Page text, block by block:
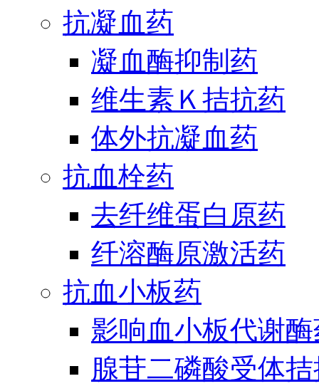
抗凝血药
凝血酶抑制药
维生素Ｋ拮抗药
体外抗凝血药
抗血栓药
去纤维蛋白原药
纤溶酶原激活药
抗血小板药
影响血小板代谢
腺苷二磷酸受体